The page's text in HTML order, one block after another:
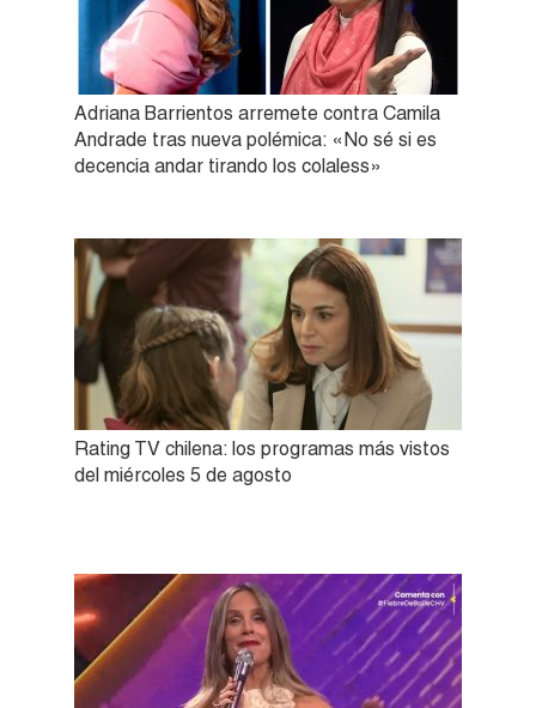
Adriana Barrientos arremete contra Camila
Andrade tras nueva polémica: «No sé si es
decencia andar tirando los colaless»
Rating TV chilena: los programas más vistos
del miércoles 5 de agosto